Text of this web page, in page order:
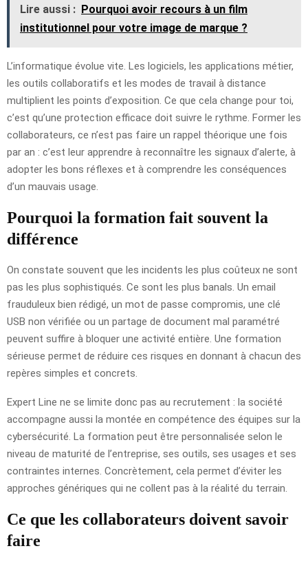
Lire aussi : Pourquoi avoir recours à un film
institutionnel pour votre image de marque ?
L’informatique évolue vite. Les logiciels, les applications métier,
les outils collaboratifs et les modes de travail à distance
multiplient les points d’exposition. Ce que cela change pour toi,
c’est qu’une protection efficace doit suivre le rythme. Former les
collaborateurs, ce n’est pas faire un rappel théorique une fois
par an : c’est leur apprendre à reconnaître les signaux d’alerte, à
adopter les bons réflexes et à comprendre les conséquences
d’un mauvais usage.
Pourquoi la formation fait souvent la
différence
On constate souvent que les incidents les plus coûteux ne sont
pas les plus sophistiqués. Ce sont les plus banals. Un email
frauduleux bien rédigé, un mot de passe compromis, une clé
USB non vérifiée ou un partage de document mal paramétré
peuvent suffire à bloquer une activité entière. Une formation
sérieuse permet de réduire ces risques en donnant à chacun des
repères simples et concrets.
Expert Line ne se limite donc pas au recrutement : la société
accompagne aussi la montée en compétence des équipes sur la
cybersécurité. La formation peut être personnalisée selon le
niveau de maturité de l’entreprise, ses outils, ses usages et ses
contraintes internes. Concrètement, cela permet d’éviter les
approches génériques qui ne collent pas à la réalité du terrain.
Ce que les collaborateurs doivent savoir
faire